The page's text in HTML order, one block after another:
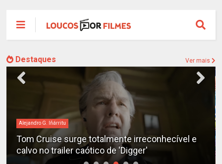
Destaques Ver mais
Alejandro G. Iñárritu
Tom Cruise surge totalmente irreconhecível e
calvo no trailer caótico de 'Digger'